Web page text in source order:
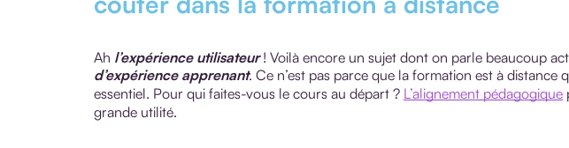
Ah l’expérience utilisateur! Voilà encore un sujet dont on parle beaucoup
d’expérience apprenant. Ce n’est pas parce que la formation est à distance
essentiel. Pour qui faites-vous le cours au départ ? L’alignement pédagogique
grande utilité.